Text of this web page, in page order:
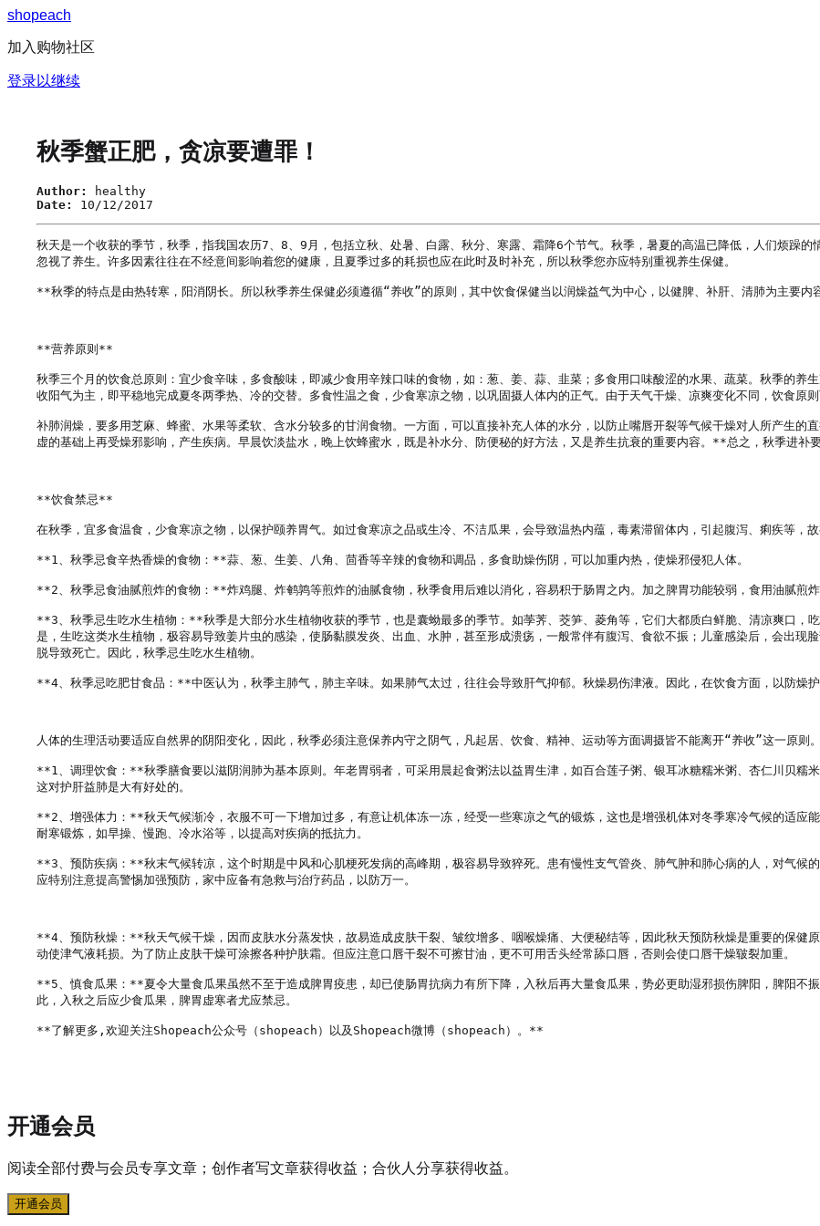
shopeach
加入购物社区
登录以继续
秋季蟹正肥，贪凉要遭罪！
Author:
healthy
Date:
10/12/2017
秋天是一个收获的季节，秋季，指我国农历7、8、9月，包括立秋、处暑、白露、秋分、寒露、霜降6个节气。秋季，暑夏的高温已降低，人们烦躁
忽视了养生。许多因素往往在不经意间影响着您的健康，且夏季过多的耗损也应在此时及时补充，所以秋季您亦应特别重视养生保健。
**秋季的特点是由热转寒，阳消阴长。所以秋季养生保健必须遵循“养收”的原则，其中饮食保健当以润燥益气为中心，以健脾、补肝、清肺为主要
**营养原则**
秋季三个月的饮食总原则：宜少食辛味，多食酸味，即减少食用辛辣口味的食物，如：葱、姜、蒜、韭菜；多食用口味酸涩的水果、蔬菜。秋季的养
收阳气为主，即平稳地完成夏冬两季热、冷的交替。多食性温之食，少食寒凉之物，以巩固摄人体内的正气。由于天气干燥、凉爽变化不同，饮食原则
补肺润燥，要多用芝麻、蜂蜜、水果等柔软、含水分较多的甘润食物。一方面，可以直接补充人体的水分，以防止嘴唇开裂等气候干燥对人所产生的
虚的基础上再受燥邪影响，产生疾病。早晨饮淡盐水，晚上饮蜂蜜水，既是补水分、防便秘的好方法，又是养生抗衰的重要内容。**总之，秋季进
**饮食禁忌**
在秋季，宜多食温食，少食寒凉之物，以保护颐养胃气。如过食寒凉之品或生冷、不洁瓜果，会导致温热内蕴，毒素滞留体内，引起腹泻、痢疾等，
**1、秋季忌食辛热香燥的食物：**蒜、葱、生姜、八角、茴香等辛辣的食物和调品，多食助燥伤阴，可以加重内热，使燥邪侵犯人体。
**2、秋季忌食油腻煎炸的食物：**炸鸡腿、炸鹌鹑等煎炸的油腻食物，秋季食用后难以消化，容易积于肠胃之内。加之脾胃功能较弱，食用油腻煎
**3、秋季忌生吃水生植物：**秋季是大部分水生植物收获的季节，也是囊蚴最多的季节。如荸荠、茭笋、菱角等，它们大都质白鲜脆、清凉爽口，
是，生吃这类水生植物，极容易导致姜片虫的感染，使肠黏膜发炎、出血、水肿，甚至形成溃疡，一般常伴有腹泻、食欲不振；儿童感染后，会出现
脱导致死亡。因此，秋季忌生吃水生植物。
**4、秋季忌吃肥甘食品：**中医认为，秋季主肺气，肺主辛味。如果肺气太过，往往会导致肝气抑郁。秋燥易伤津液。因此，在饮食方面，以防燥护
人体的生理活动要适应自然界的阴阳变化，因此，秋季必须注意保养内守之阴气，凡起居、饮食、精神、运动等方面调摄皆不能离开“养收”这一原则
**1、调理饮食：**秋季膳食要以滋阴润肺为基本原则。年老胃弱者，可采用晨起食粥法以益胃生津，如百合莲子粥、银耳冰糖糯米粥、杏仁川贝糯
这对护肝益肺是大有好处的。
**2、增强体力：**秋天气候渐冷，衣服不可一下增加过多，有意让机体冻一冻，经受一些寒凉之气的锻炼，这也是增强机体对冬季寒冷气候的适应
耐寒锻炼，如早操、慢跑、冷水浴等，以提高对疾病的抵抗力。
**3、预防疾病：**秋末气候转凉，这个时期是中风和心肌梗死发病的高峰期，极容易导致猝死。患有慢性支气管炎、肺气肿和肺心病的人，对气候
应特别注意提高警惕加强预防，家中应备有急救与治疗药品，以防万一。
**4、预防秋燥：**秋天气候干燥，因而皮肤水分蒸发快，故易造成皮肤干裂、皱纹增多、咽喉燥痛、大便秘结等，因此秋天预防秋燥是重要的保健
动使津气液耗损。为了防止皮肤干燥可涂擦各种护肤霜。但应注意口唇干裂不可擦甘油，更不可用舌头经常舔口唇，否则会使口唇干燥皲裂加重。
**5、慎食瓜果：**夏令大量食瓜果虽然不至于造成脾胃疫患，却已使肠胃抗病力有所下降，入秋后再大量食瓜果，势必更助湿邪损伤脾阳，脾阳不
此，入秋之后应少食瓜果，脾胃虚寒者尤应禁忌。
**了解更多,欢迎关注Shopeach公众号（shopeach）以及Shopeach微博（shopeach）。**
开通会员
阅读全部付费与会员专享文章；创作者写文章获得收益；合伙人分享获得收益。
开通会员